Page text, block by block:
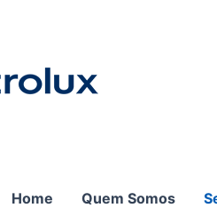
Home Quem Somos